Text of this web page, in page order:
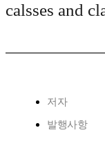
calsses and
저자
발행사항